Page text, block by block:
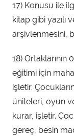
17) Konusu ile
kitap gibi yazılı
arşivlenmesini,
18) Ortaklarının
eğitimi için
işletir.
üniteleri, oyun
kurar, işletir.
gereç, besin